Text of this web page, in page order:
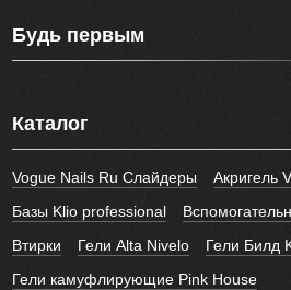
Будь первым
Каталог
Vogue Nails Ru Слайдеры
Акригель
Базы Klio professional
Втирки
Гели Alta Nivelo
Гели Билд
Гели камуфлирующие Pink House